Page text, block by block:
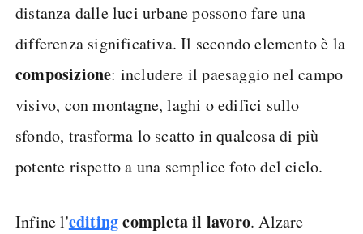
distanza dalle luci urbane possono fare una
differenza significativa. Il secondo elemento è la
composizione: includere il paesaggio nel campo
visivo, con montagne, laghi o edifici sullo
sfondo, trasforma lo scatto in qualcosa di più
potente rispetto a una semplice foto del cielo.
Infine l'editingcompleta il lavoro. Alzare